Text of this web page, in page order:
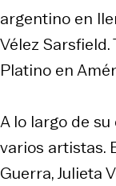
argentino en
Vélez
Platino en
A lo largo de
varios artistas.
Guerra, Julieta